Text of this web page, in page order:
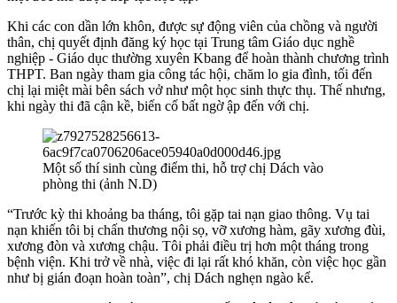
Khi các con dần lớn khôn, được sự động viên của chồng và người
thân, chị quyết định đăng ký học tại Trung tâm Giáo dục nghề
nghiệp - Giáo dục thường xuyên Kbang để hoàn thành chương trình
THPT. Ban ngày tham gia công tác hội, chăm lo gia đình, tối đến
chị lại miệt mài bên sách vở như một học sinh thực thụ. Thế nhưng,
khi ngày thi đã cận kề, biến cố bất ngờ ập đến với chị.
Một số thí sinh cùng điểm thi, hỗ trợ chị Dách vào
phòng thi (ảnh N.D)
“Trước kỳ thi khoảng ba tháng, tôi gặp tai nạn giao thông. Vụ tai
nạn khiến tôi bị chấn thương nội sọ, vỡ xương hàm, gãy xương đùi,
xương đòn và xương chậu. Tôi phải điều trị hơn một tháng trong
bệnh viện. Khi trở về nhà, việc đi lại rất khó khăn, còn việc học gần
như bị gián đoạn hoàn toàn”, chị Dách nghẹn ngào kể.